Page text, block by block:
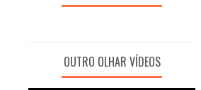
OUTRO OLHAR VÍDEOS